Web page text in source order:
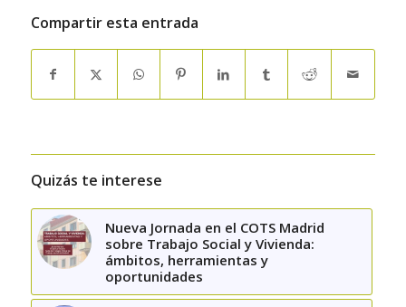
Compartir esta entrada
Quizás te interese
Nueva Jornada en el COTS Madrid
sobre Trabajo Social y Vivienda:
ámbitos, herramientas y
oportunidades